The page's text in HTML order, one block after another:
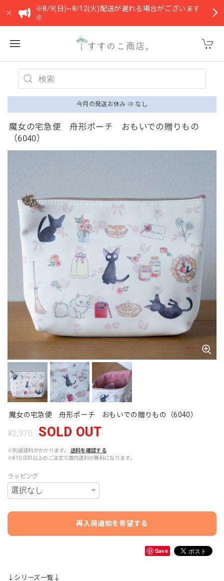
※8/9(日)~8/12(火)配送が遅れる場合がございます
※
今月の発送お休み ⇒ なし
魔女の宅急便 舟形ポーチ おもいでの贈りもの
（6040）
魔女の宅急便 舟形ポーチ おもいでの贈りもの（6040）
¥2,970 SOLD OUT
※別途送料がかかります。
送料を確認する
※¥10,000以上のご注文で国内送料が無料になります。
ラッピング
再入荷通知を希望する
Save
↓シリーズ一覧↓